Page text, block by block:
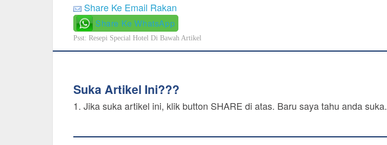
Share Ke Email Rakan
Share Ke WhatsApp
Psst: Resepi Special Hotel Di Bawah Artikel
Suka Artikel Ini???
1. Jika suka artikel ini, klik button SHARE di atas. Baru saya tahu anda suka.